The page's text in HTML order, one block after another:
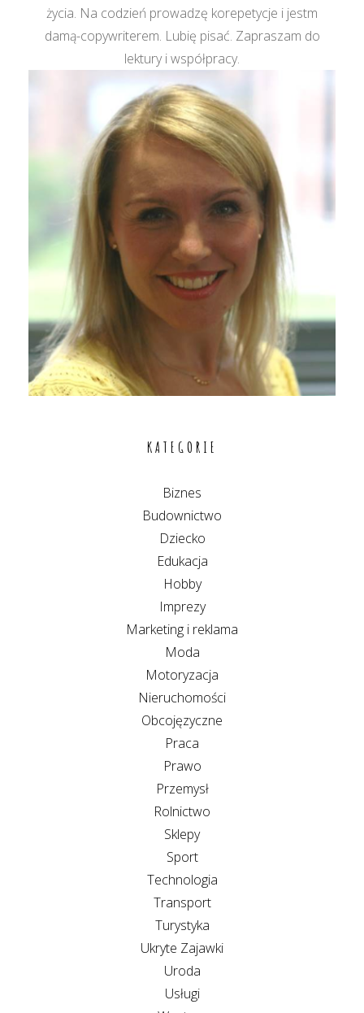
życia. Na codzień prowadzę korepetycje i jestm
damą-copywriterem. Lubię pisać. Zapraszam do
lektury i współpracy.
KATEGORIE
Biznes
Budownictwo
Dziecko
Edukacja
Hobby
Imprezy
Marketing i reklama
Moda
Motoryzacja
Nieruchomości
Obcojęzyczne
Praca
Prawo
Przemysł
Rolnictwo
Sklepy
Sport
Technologia
Transport
Turystyka
Ukryte Zajawki
Uroda
Usługi